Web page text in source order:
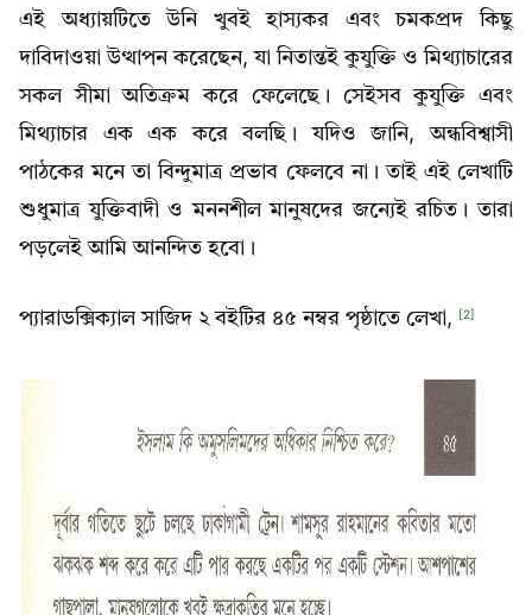
এই অধ্যায়টিতে উনি খুবই হাস্যকর এবং চমকপ্রদ কিছু
দাবিদাওয়া উত্থাপন করেছেন, যা নিতান্তই কুযুক্তি ও মিথ্যাচারের
সকল সীমা অতিক্রম করে ফেলেছে। সেইসব কুযুক্তি এবং
মিথ্যাচার এক এক করে বলছি। যদিও জানি, অন্ধবিশ্বাসী
পাঠকের মনে তা বিন্দুমাত্র প্রভাব ফেলবে না। তাই এই লেখাটি
শুধুমাত্র যুক্তিবাদী ও মননশীল মানুষদের জন্যেই রচিত। তারা
পড়লেই আমি আনন্দিত হবো।
প্যারাডক্সিক্যাল সাজিদ ২ বইটির ৪৫ নম্বর পৃষ্ঠাতে লেখা, [2]